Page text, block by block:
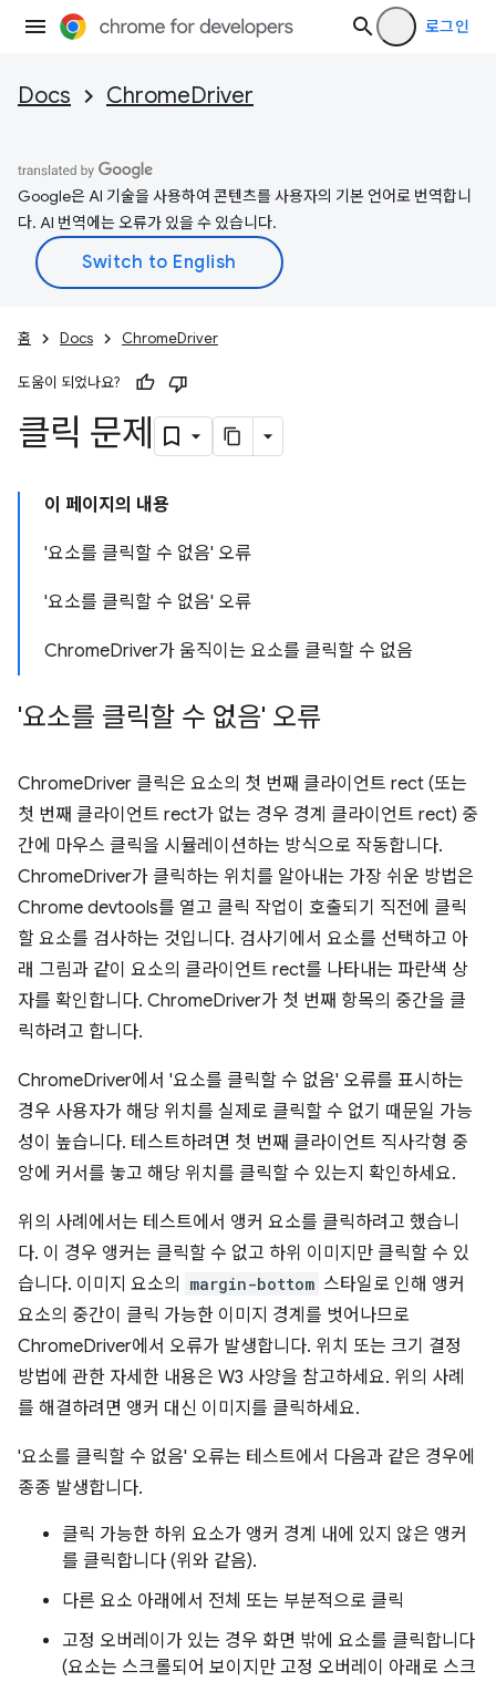
로그인
Docs ChromeDriver
Google은 AI 기술을 사용하여 콘텐츠를 사용자의 기본 언어로 번역합니
다. AI 번역에는 오류가 있을 수 있습니다.
홈 Docs ChromeDriver
도움이 되었나요?
클릭 문제
이 페이지의 내용
'요소를 클릭할 수 없음' 오류
'요소를 클릭할 수 없음' 오류
ChromeDriver가 움직이는 요소를 클릭할 수 없음
'요소를 클릭할 수 없음' 오류
ChromeDriver 클릭은 요소의 첫 번째 클라이언트 rect (또는
첫 번째 클라이언트 rect가 없는 경우 경계 클라이언트 rect) 중
간에 마우스 클릭을 시뮬레이션하는 방식으로 작동합니다.
ChromeDriver가 클릭하는 위치를 알아내는 가장 쉬운 방법은
Chrome devtools를 열고 클릭 작업이 호출되기 직전에 클릭
할 요소를 검사하는 것입니다. 검사기에서 요소를 선택하고 아
래 그림과 같이 요소의 클라이언트 rect를 나타내는 파란색 상
자를 확인합니다. ChromeDriver가 첫 번째 항목의 중간을 클
릭하려고 합니다.
ChromeDriver에서 '요소를 클릭할 수 없음' 오류를 표시하는
경우 사용자가 해당 위치를 실제로 클릭할 수 없기 때문일 가능
성이 높습니다. 테스트하려면 첫 번째 클라이언트 직사각형 중
앙에 커서를 놓고 해당 위치를 클릭할 수 있는지 확인하세요.
위의 사례에서는 테스트에서 앵커 요소를 클릭하려고 했습니
다. 이 경우 앵커는 클릭할 수 없고 하위 이미지만 클릭할 수 있
습니다. 이미지 요소의
margin-bottom 스타일로 인해 앵커
요소의 중간이 클릭 가능한 이미지 경계를 벗어나므로
ChromeDriver에서 오류가 발생합니다. 위치 또는 크기 결정
방법에 관한 자세한 내용은 W3 사양을 참고하세요. 위의 사례
를 해결하려면 앵커 대신 이미지를 클릭하세요.
'요소를 클릭할 수 없음' 오류는 테스트에서 다음과 같은 경우에
종종 발생합니다.
클릭 가능한 하위 요소가 앵커 경계 내에 있지 않은 앵커
를 클릭합니다 (위와 같음).
다른 요소 아래에서 전체 또는 부분적으로 클릭
고정 오버레이가 있는 경우 화면 밖에 요소를 클릭합니다
(요소는 스크롤되어 보이지만 고정 오버레이 아래로 스크